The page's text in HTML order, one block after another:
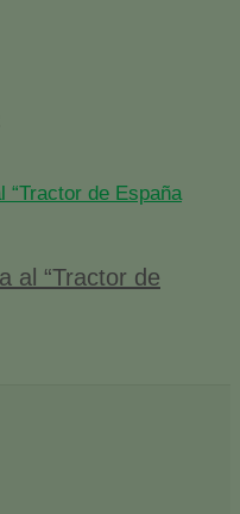
al “Tractor de